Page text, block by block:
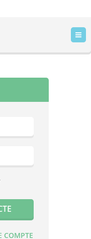
COMPTE